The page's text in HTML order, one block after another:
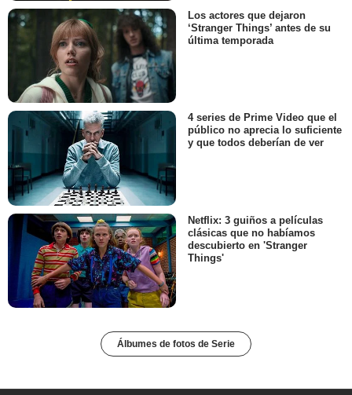
Los actores que dejaron
‘Stranger Things’ antes de su
última temporada
4 series de Prime Video que el
público no aprecia lo suficiente
y que todos deberían de ver
Netflix: 3 guiños a películas
clásicas que no habíamos
descubierto en 'Stranger
Things'
Álbumes de fotos de Serie